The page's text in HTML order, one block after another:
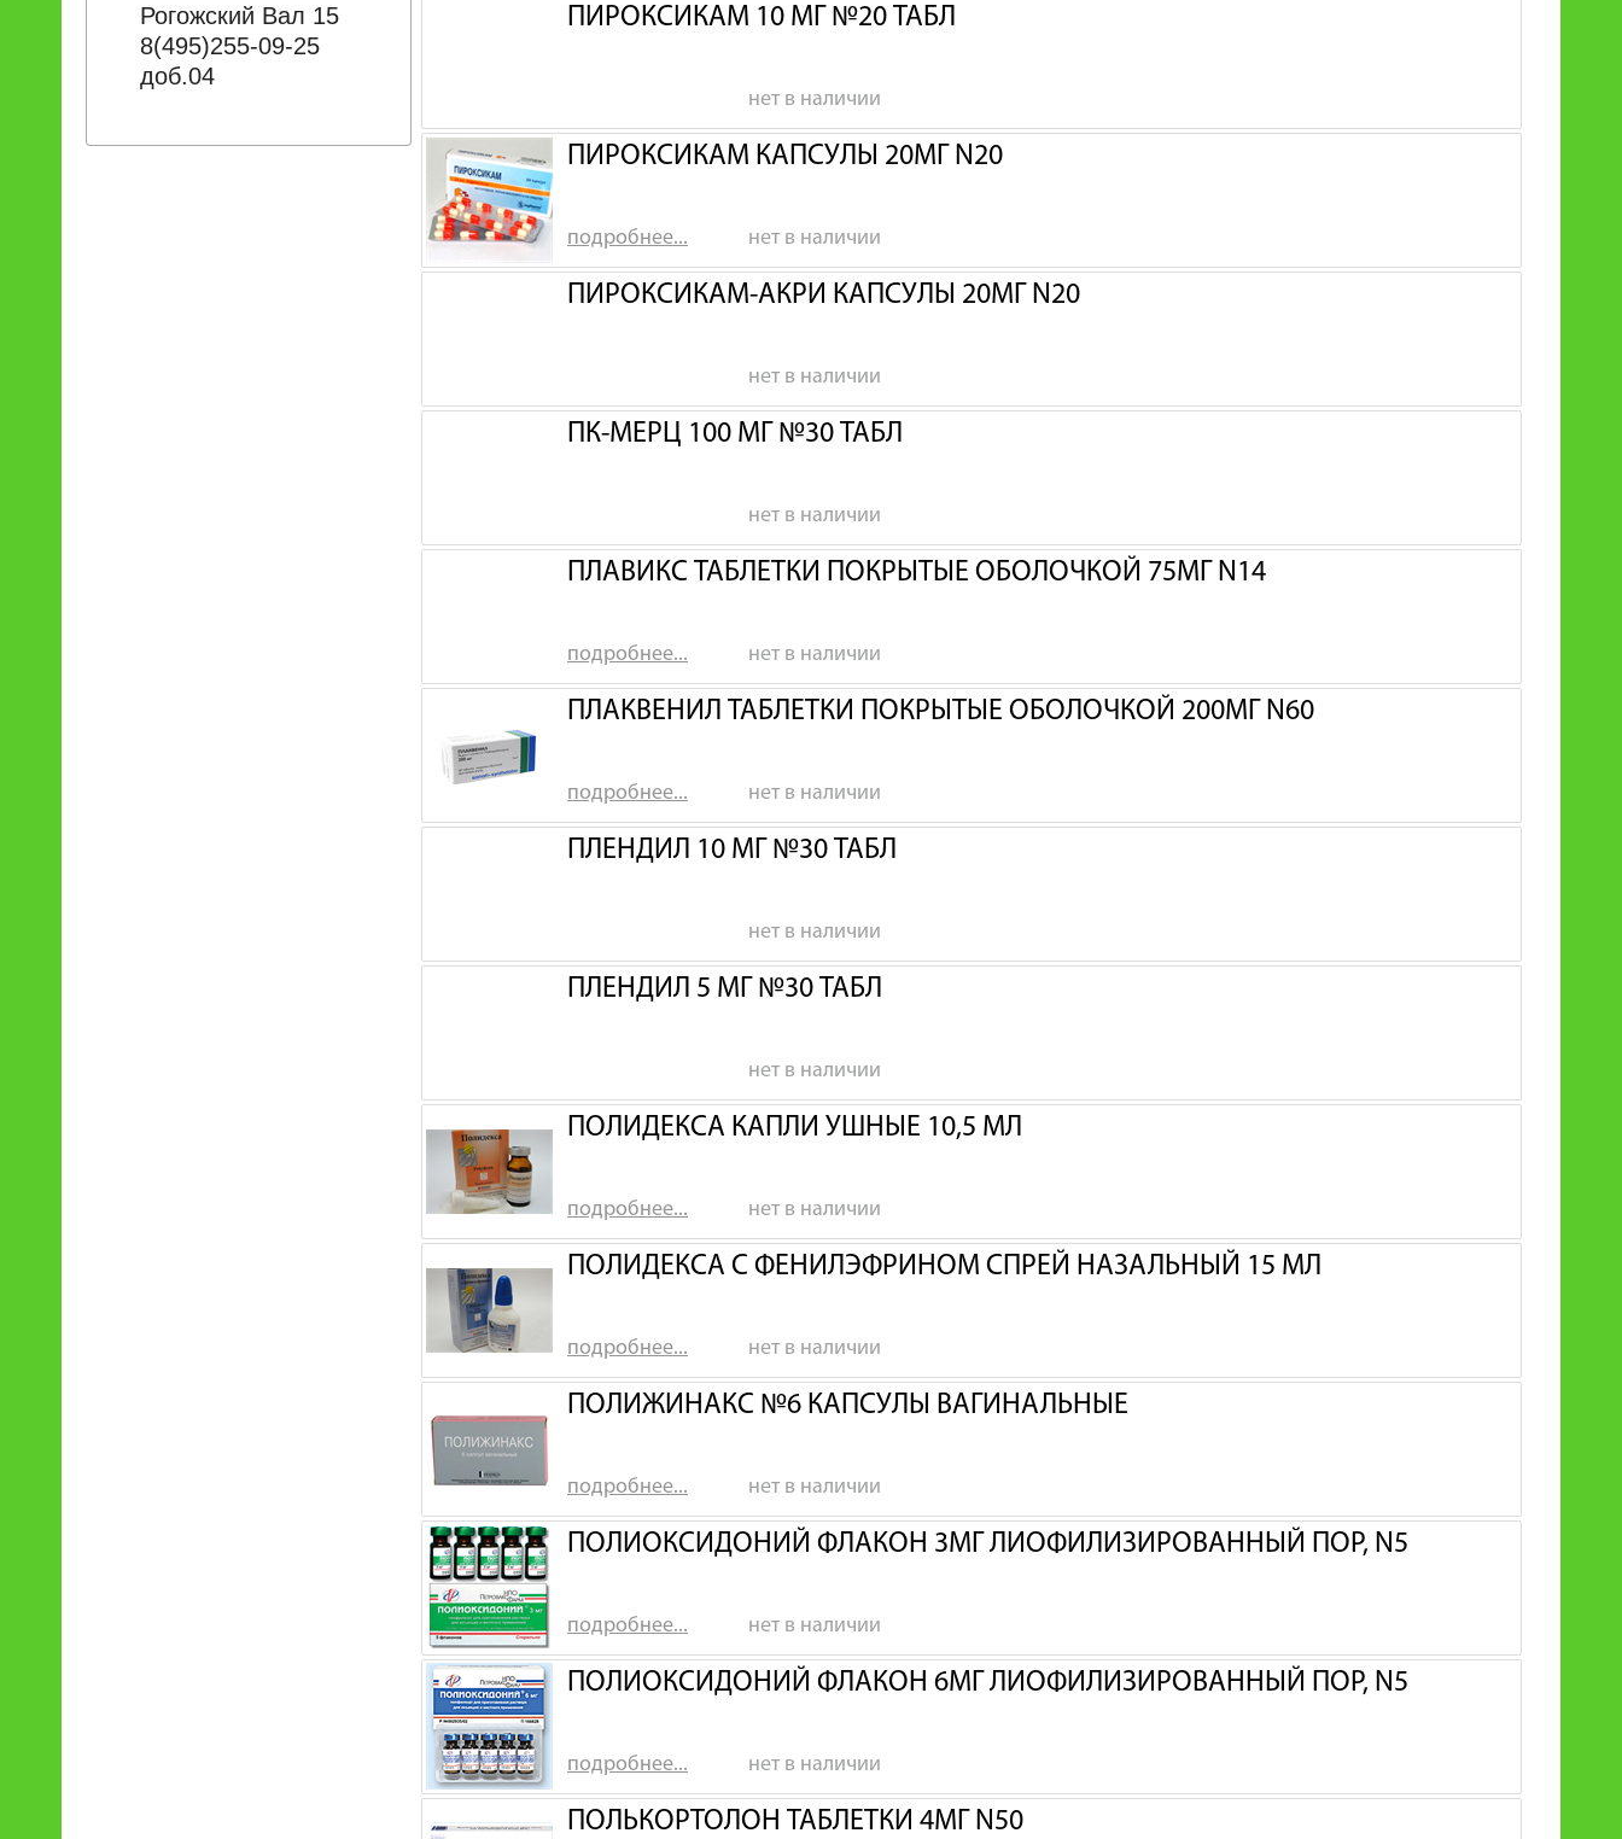
Рогожский Вал 15
8(495)255-09-25
доб.04
ПИРОКСИКАМ 10 МГ №20 ТАБЛ
нет в наличии
ПИРОКСИКАМ КАПСУЛЫ 20МГ N20
подробнее... нет в наличии
ПИРОКСИКАМ-АКРИ КАПСУЛЫ 20МГ N20
нет в наличии
ПК-МЕРЦ 100 МГ №30 ТАБЛ
нет в наличии
ПЛАВИКС ТАБЛЕТКИ ПОКРЫТЫЕ ОБОЛОЧКОЙ 75МГ N14
подробнее... нет в наличии
ПЛАКВЕНИЛ ТАБЛЕТКИ ПОКРЫТЫЕ ОБОЛОЧКОЙ 200МГ N60
подробнее... нет в наличии
ПЛЕНДИЛ 10 МГ №30 ТАБЛ
нет в наличии
ПЛЕНДИЛ 5 МГ №30 ТАБЛ
нет в наличии
ПОЛИДЕКСА КАПЛИ УШНЫЕ 10,5 МЛ
подробнее... нет в наличии
ПОЛИДЕКСА С ФЕНИЛЭФРИНОМ СПРЕЙ НАЗАЛЬНЫЙ 15 МЛ
подробнее... нет в наличии
ПОЛИЖИНАКС №6 КАПСУЛЫ ВАГИНАЛЬНЫЕ
подробнее... нет в наличии
ПОЛИОКСИДОНИЙ ФЛАКОН 3МГ ЛИОФИЛИЗИРОВАННЫЙ ПОР, N5
подробнее... нет в наличии
ПОЛИОКСИДОНИЙ ФЛАКОН 6МГ ЛИОФИЛИЗИРОВАННЫЙ ПОР, N5
подробнее... нет в наличии
ПОЛЬКОРТОЛОН ТАБЛЕТКИ 4МГ N50